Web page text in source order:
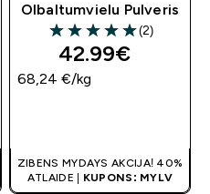
Olbaltumvielu Pulveris
5 out of 5 stars
(2)
42.99€‎
68,24 €‎/kg
ZIBENS MYDAYS AKCIJA! 40%
ATLAIDE | KUPONS: MYLV